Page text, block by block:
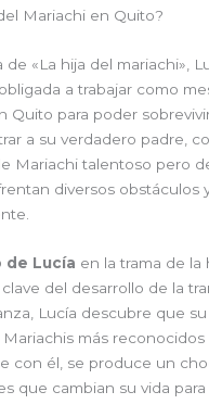
Mariachi en Quito?
de «La hija del mariachi»,
a trabajar como
Quito para poder
a su verdadero padre,
Mariachi talentoso pero
diversos obstáculos
de Lucía en la trama de la
del desarrollo de la
Lucía descubre que
más reconocidos
con él, se produce un
que cambian su vida para